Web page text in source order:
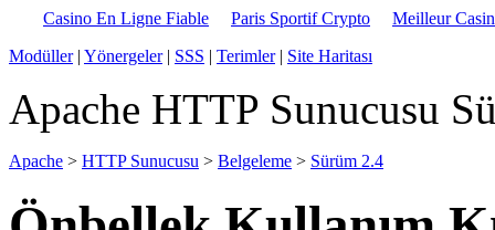
Casino En Ligne Fiable Paris Sportif Crypto
Meilleur
Modüller| Yönergeler| SSS | Terimler| Site Haritası
Apache HTTP Sunucusu
Apache > HTTP Sunucusu > Belgeleme > Sürüm 2.4